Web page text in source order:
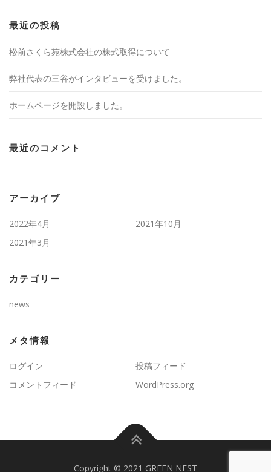
最近の投稿
松前さくら苑株式会社の株式取得について
弊社代表の三谷がインタビューを受けました。
ホームページを開設しました。
最近のコメント
アーカイブ
2022年4月
2021年10月
2021年3月
カテゴリー
news
メタ情報
ログイン
投稿フィード
コメントフィード
WordPress.org
Copyright © 2021 GREEN NEST